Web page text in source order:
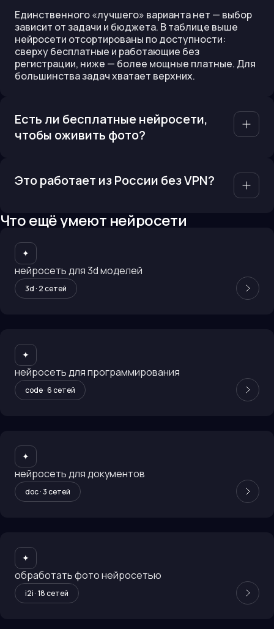
Единственного «лучшего» варианта нет — выбор
зависит от задачи и бюджета. В таблице выше
нейросети отсортированы по доступности:
сверху бесплатные и работающие без
регистрации, ниже — более мощные платные. Для
большинства задач хватает верхних.
Есть ли бесплатные нейросети,
чтобы оживить фото?
Это работает из России без VPN?
Что ещё умеют нейросети
✦
нейросеть для 3d моделей
3d · 2сетей
✦
нейросеть для программирования
code·6сетей
✦
нейросеть для документов
doc·3сетей
✦
обработать фото нейросетью
i2i ·18сетей